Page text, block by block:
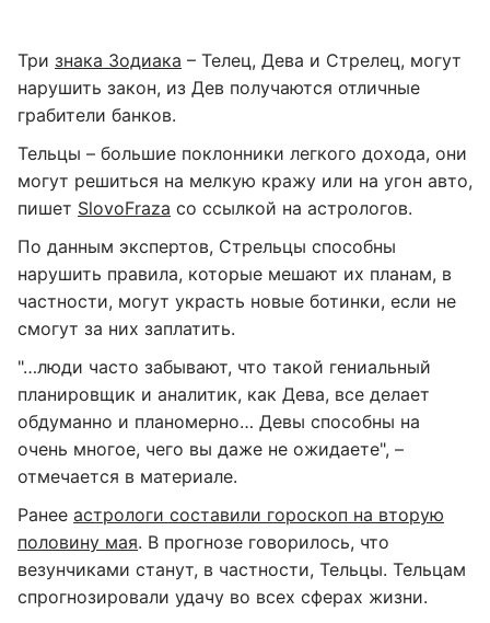
Три знака Зодиака – Телец, Дева и Стрелец, могут
нарушить закон, из Дев получаются отличные
грабители банков.
Тельцы – большие поклонники легкого дохода, они
могут решиться на мелкую кражу или на угон авто,
пишет SlovoFraza со ссылкой на астрологов.
По данным экспертов, Стрельцы способны
нарушить правила, которые мешают их планам, в
частности, могут украсть новые ботинки, если не
смогут за них заплатить.
"…люди часто забывают, что такой гениальный
планировщик и аналитик, как Дева, все делает
обдуманно и планомерно… Девы способны на
очень многое, чего вы даже не ожидаете", –
отмечается в материале.
Ранее астрологи составили гороскоп на вторую
половину мая. В прогнозе говорилось, что
везунчиками станут, в частности, Тельцы. Тельцам
спрогнозировали удачу во всех сферах жизни.